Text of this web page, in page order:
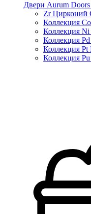
Двери Aurum Doors
Zr Цирконий
Коллекция
Коллекция
Коллекция
Коллекция Pt
Коллекция